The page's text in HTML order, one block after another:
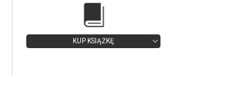
KUP KSIĄŻKĘ